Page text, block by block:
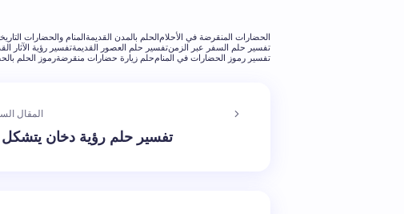
الحضارات المنقرضة في الأحلامالحلم بالمدن القديمةالمنام والحضارات
تفسير حلم السفر عبر الزمنتفسير حلم العصور القديمةتفسير رؤية الآثار
تفسير رموز الحضارات في المنامحلم زيارة حضارات منقرضةرموز الحلم
المقال
تفسير حلم رؤية دخان